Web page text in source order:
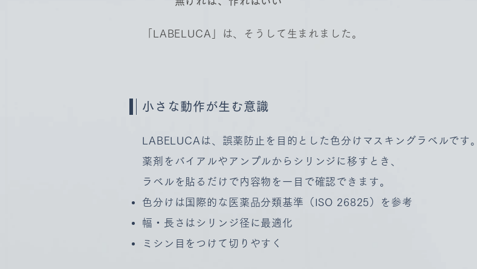
「LABELUCA」は、そうして生まれました。
小さな動作が生む意識
LABELUCAは、誤薬防止を目的とした色分けマスキングラベルです。
薬剤をバイアルやアンプルからシリンジに移すとき、
ラベルを貼るだけで内容物を一目で確認できます。
色分けは国際的な医薬品分類基準（ISO 26825）を参考
幅・長さはシリンジ径に最適化
ミシン目をつけて切りやすく